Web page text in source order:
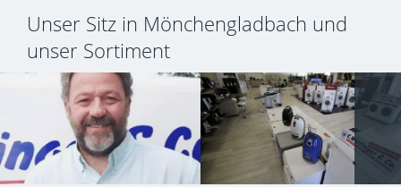
Unser Sitz in Mönchengladbach und
unser Sortiment